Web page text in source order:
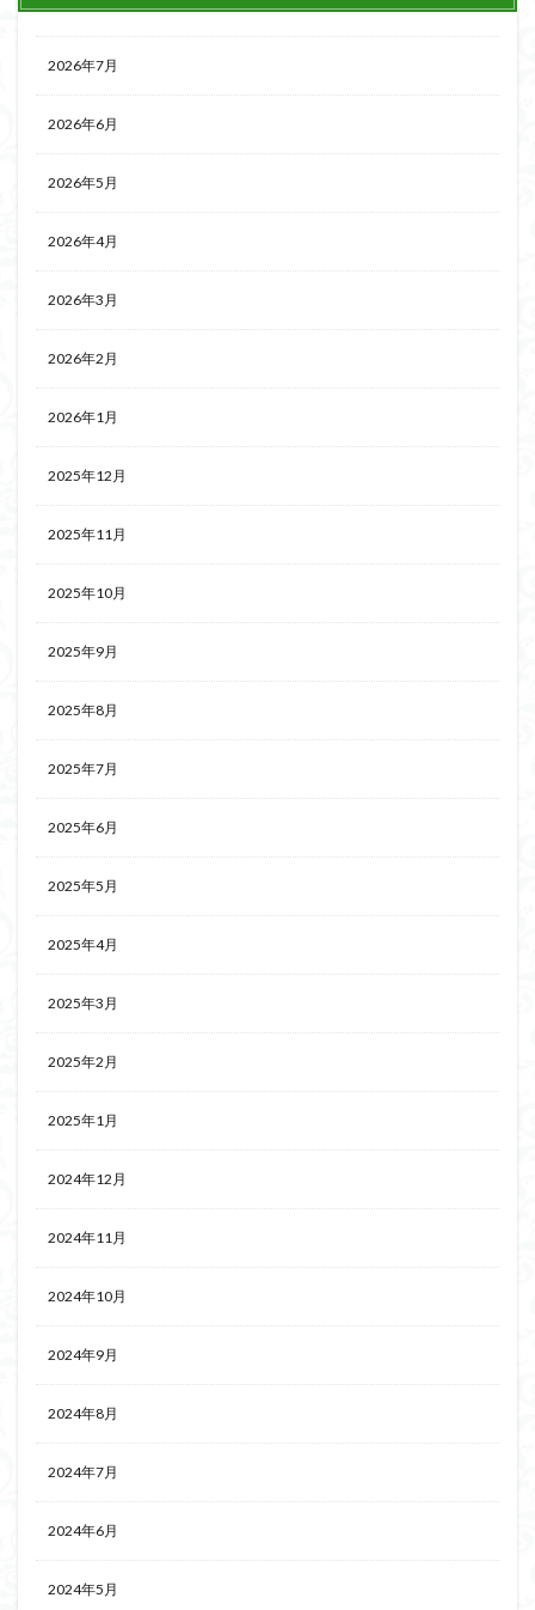
2026年7月
2026年6月
2026年5月
2026年4月
2026年3月
2026年2月
2026年1月
2025年12月
2025年11月
2025年10月
2025年9月
2025年8月
2025年7月
2025年6月
2025年5月
2025年4月
2025年3月
2025年2月
2025年1月
2024年12月
2024年11月
2024年10月
2024年9月
2024年8月
2024年7月
2024年6月
2024年5月